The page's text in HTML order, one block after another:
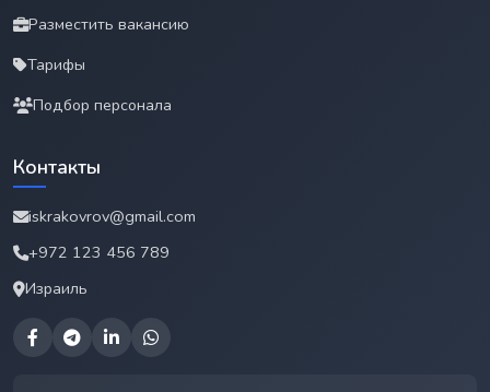
Разместить вакансию
Тарифы
Подбор персонала
Контакты
iskrakovrov@gmail.com
+972 123 456 789
Израиль